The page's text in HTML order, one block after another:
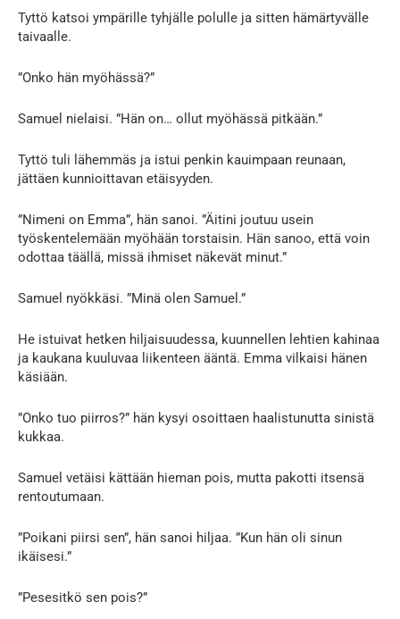
Tyttö katsoi ympärille tyhjälle polulle ja sitten hämärtyvälle
taivaalle.
”Onko hän myöhässä?”
Samuel nielaisi. ”Hän on… ollut myöhässä pitkään.”
Tyttö tuli lähemmäs ja istui penkin kauimpaan reunaan,
jättäen kunnioittavan etäisyyden.
”Nimeni on Emma”, hän sanoi. ”Äitini joutuu usein
työskentelemään myöhään torstaisin. Hän sanoo, että voin
odottaa täällä, missä ihmiset näkevät minut.”
Samuel nyökkäsi. ”Minä olen Samuel.”
He istuivat hetken hiljaisuudessa, kuunnellen lehtien kahinaa
ja kaukana kuuluvaa liikenteen ääntä. Emma vilkaisi hänen
käsiään.
”Onko tuo piirros?” hän kysyi osoittaen haalistunutta sinistä
kukkaa.
Samuel vetäisi kättään hieman pois, mutta pakotti itsensä
rentoutumaan.
”Poikani piirsi sen”, hän sanoi hiljaa. ”Kun hän oli sinun
ikäisesi.”
”Pesesitkö sen pois?”